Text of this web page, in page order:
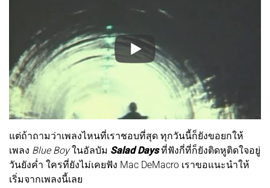
แต่ถ้าถามว่าเพลงไหนที่เราชอบที่สุด ทุกวันนี้ก็ยังขอยกให้
เพลง Blue Boyในอัลบัม Salad Daysที่ฟังกี่ที่ก็ยังติดหูติดใจอยู่
วันยังค่ำ ใครที่ยังไม่เคยฟัง Mac DeMacro เราขอแนะนำให้
เริ่มจากเพลงนี้เลย